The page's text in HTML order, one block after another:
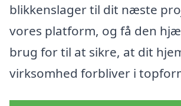
blikkenslager til dit næste
vores platform, og få den
brug for til at sikre, at dit
virksomhed forbliver i